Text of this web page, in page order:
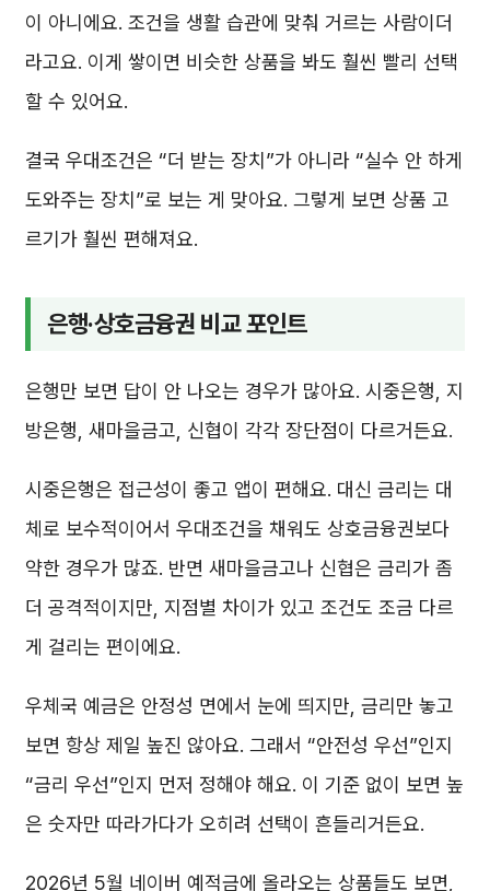
이 아니에요. 조건을 생활 습관에 맞춰 거르는 사람이더
라고요. 이게 쌓이면 비슷한 상품을 봐도 훨씬 빨리 선택
할 수 있어요.
결국 우대조건은 “더 받는 장치”가 아니라 “실수 안 하게
도와주는 장치”로 보는 게 맞아요. 그렇게 보면 상품 고
르기가 훨씬 편해져요.
은행·상호금융권 비교 포인트
은행만 보면 답이 안 나오는 경우가 많아요. 시중은행, 지
방은행, 새마을금고, 신협이 각각 장단점이 다르거든요.
시중은행은 접근성이 좋고 앱이 편해요. 대신 금리는 대
체로 보수적이어서 우대조건을 채워도 상호금융권보다
약한 경우가 많죠. 반면 새마을금고나 신협은 금리가 좀
더 공격적이지만, 지점별 차이가 있고 조건도 조금 다르
게 걸리는 편이에요.
우체국 예금은 안정성 면에서 눈에 띄지만, 금리만 놓고
보면 항상 제일 높진 않아요. 그래서 “안전성 우선”인지
“금리 우선”인지 먼저 정해야 해요. 이 기준 없이 보면 높
은 숫자만 따라가다가 오히려 선택이 흔들리거든요.
2026년 5월 네이버 예적금에 올라오는 상품들도 보면,